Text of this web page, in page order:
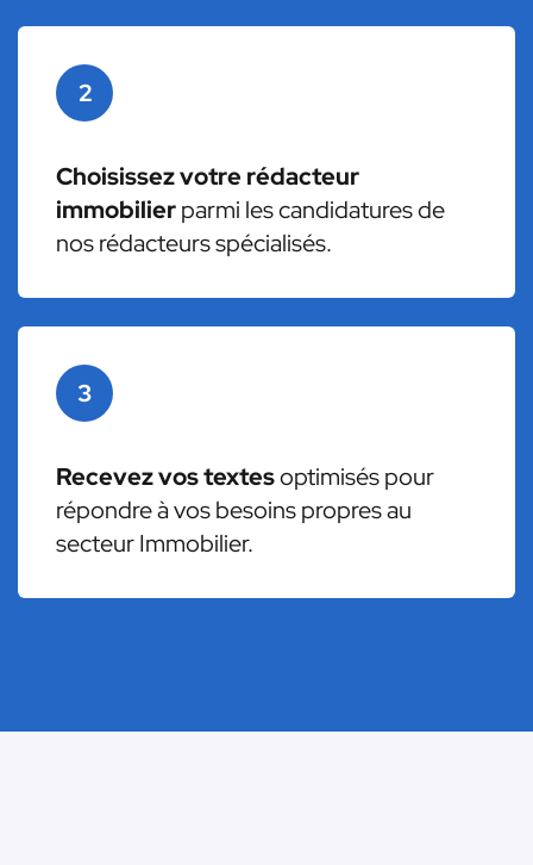
2
Choisissez votre rédacteur
immobilierparmi les candidatures de
nos rédacteurs spécialisés.
3
Recevez vos textesoptimisés pour
répondre à vos besoins propres au
secteur Immobilier.